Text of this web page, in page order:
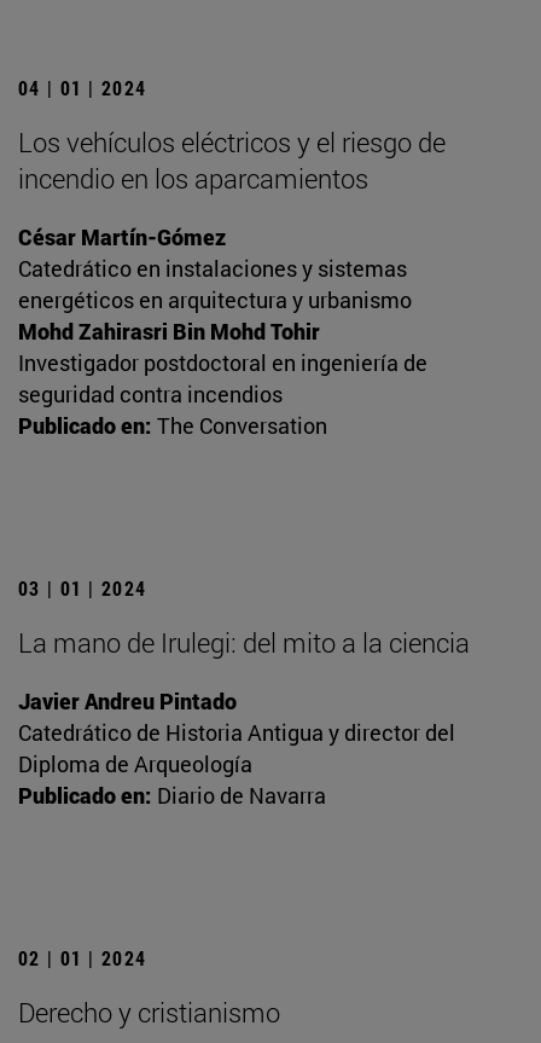
04 | 01 | 2024
Los vehículos eléctricos y el riesgo de
incendio en los aparcamientos
César Martín-Gómez
Catedrático en instalaciones y sistemas
energéticos en arquitectura y urbanismo
Mohd Zahirasri Bin Mohd Tohir
Investigador postdoctoral en ingeniería de
seguridad contra incendios
Publicado en: The Conversation
03 | 01 | 2024
La mano de Irulegi: del mito a la ciencia
Javier Andreu Pintado
Catedrático de Historia Antigua y director del
Diploma de Arqueología
Publicado en: Diario de Navarra
02 | 01 | 2024
Derecho y cristianismo